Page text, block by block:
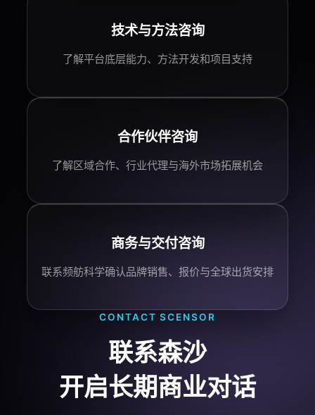
技术与方法咨询
了解平台底层能力、方法开发和项目支持
合作伙伴咨询
了解区域合作、行业代理与海外市场拓展机会
商务与交付咨询
联系频舫科学确认品牌销售、报价与全球出货安排
CONTACTSCENSOR
联系森沙
开启长期商业对话